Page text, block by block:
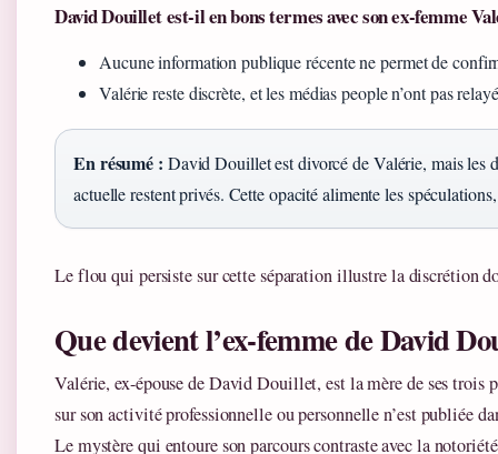
David Douillet est-il en bons termes avec son ex-femme
Aucune information publique récente ne permet de
Valérie reste discrète, et les médias people n’ont pas
En résumé : David Douillet est divorcé de Valérie, mais les
actuelle restent privés. Cette opacité alimente les
Le flou qui persiste sur cette séparation illustre la discrétion
Que devient l’ex-femme de David
Valérie, ex-épouse de David Douillet, est la mère de ses trois
sur son activité professionnelle ou personnelle n’est publiée
Le mystère qui entoure son parcours contraste avec la